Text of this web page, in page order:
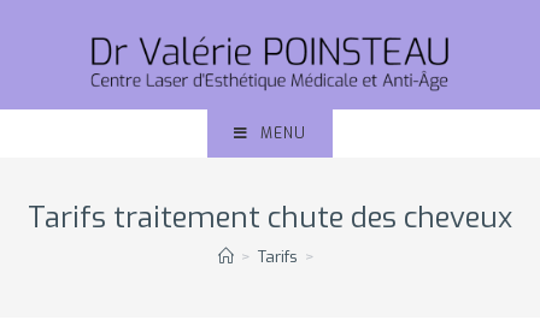
MENU
Tarifs traitement chute des cheveux
> Tarifs >